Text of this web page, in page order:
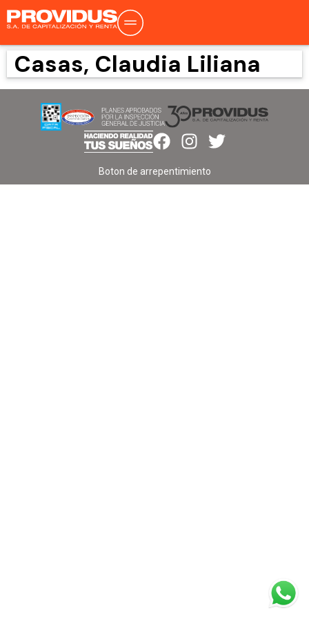
Casas, Claudia Liliana
Boton de arrepentimiento